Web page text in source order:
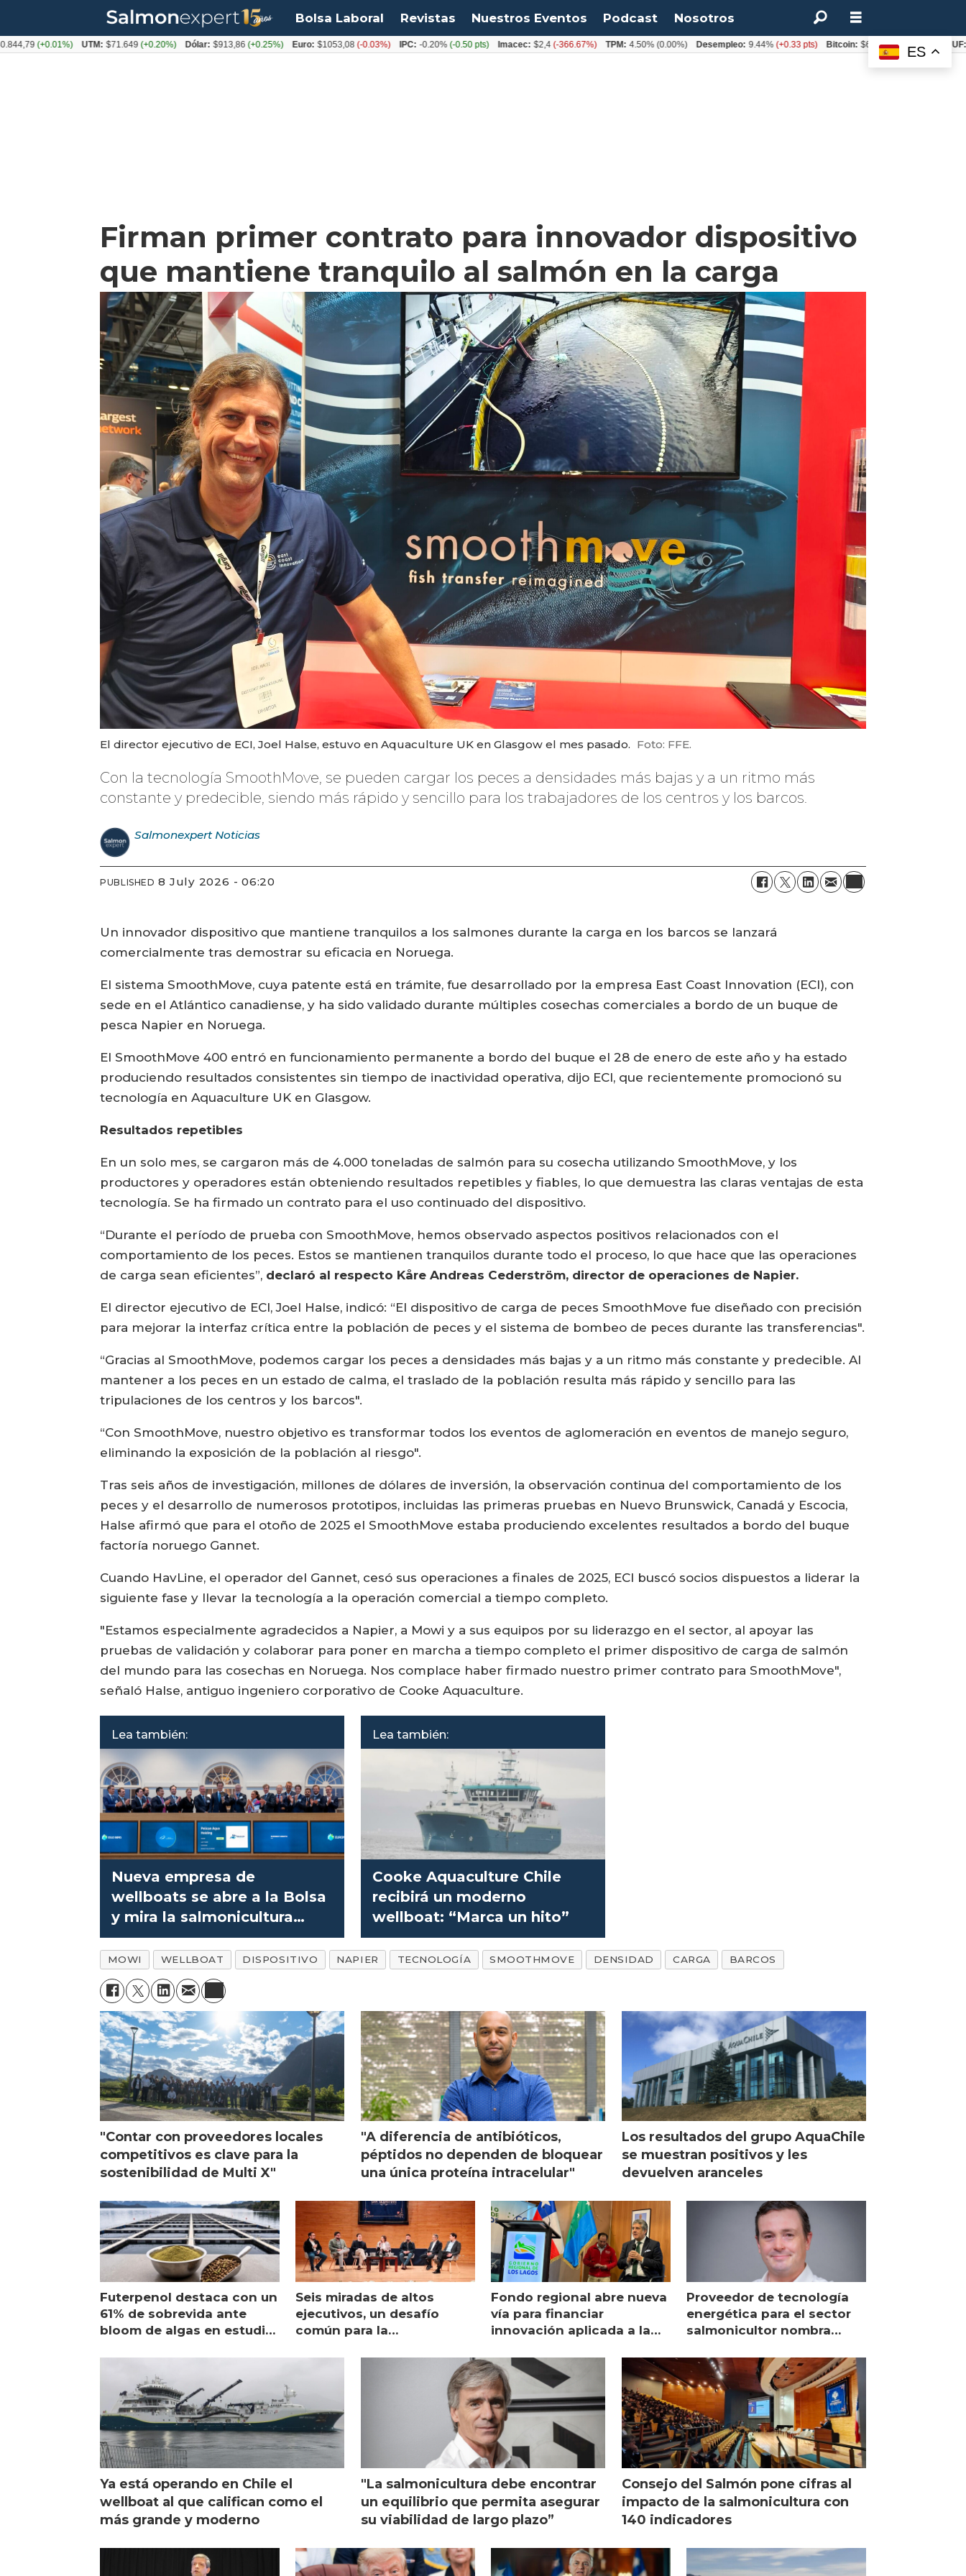
Bolsa Laboral Revistas Nuestros Eventos Podcast Nosotros
Firman primer contrato para innovador dispositivo
que mantiene tranquilo al salmón en la carga
El director ejecutivo de ECI, Joel Halse, estuvo en Aquaculture UK en Glasgow el mes pasado. Foto: FFE.
Con la tecnología SmoothMove, se pueden cargar los peces a densidades más bajas y a un ritmo más
constante y predecible, siendo más rápido y sencillo para los trabajadores de los centros y los barcos.
Salmonexpert Noticias
PUBLISHED 8 July 2026 - 06:20
Un innovador dispositivo que mantiene tranquilos a los salmones durante la carga en los barcos se lanzará
comercialmente tras demostrar su eficacia en Noruega.
El sistema SmoothMove, cuya patente está en trámite, fue desarrollado por la empresa East Coast Innovation (ECI), con
sede en el Atlántico canadiense, y ha sido validado durante múltiples cosechas comerciales a bordo de un buque de
pesca Napier en Noruega.
El SmoothMove 400 entró en funcionamiento permanente a bordo del buque el 28 de enero de este año y ha estado
produciendo resultados consistentes sin tiempo de inactividad operativa, dijo ECI, que recientemente promocionó su
tecnología en Aquaculture UK en Glasgow.
Resultados repetibles
En un solo mes, se cargaron más de 4.000 toneladas de salmón para su cosecha utilizando SmoothMove, y los
productores y operadores están obteniendo resultados repetibles y fiables, lo que demuestra las claras ventajas de esta
tecnología. Se ha firmado un contrato para el uso continuado del dispositivo.
“Durante el período de prueba con SmoothMove, hemos observado aspectos positivos relacionados con el
comportamiento de los peces. Estos se mantienen tranquilos durante todo el proceso, lo que hace que las operaciones
de carga sean eficientes”, declaró al respecto Kåre Andreas Cederström, director de operaciones de Napier.
El director ejecutivo de ECI, Joel Halse, indicó: “El dispositivo de carga de peces SmoothMove fue diseñado con precisión
para mejorar la interfaz crítica entre la población de peces y el sistema de bombeo de peces durante las transferencias".
“Gracias al SmoothMove, podemos cargar los peces a densidades más bajas y a un ritmo más constante y predecible. Al
mantener a los peces en un estado de calma, el traslado de la población resulta más rápido y sencillo para las
tripulaciones de los centros y los barcos".
“Con SmoothMove, nuestro objetivo es transformar todos los eventos de aglomeración en eventos de manejo seguro,
eliminando la exposición de la población al riesgo".
Tras seis años de investigación, millones de dólares de inversión, la observación continua del comportamiento de los
peces y el desarrollo de numerosos prototipos, incluidas las primeras pruebas en Nuevo Brunswick, Canadá y Escocia,
Halse afirmó que para el otoño de 2025 el SmoothMove estaba produciendo excelentes resultados a bordo del buque
factoría noruego Gannet.
Cuando HavLine, el operador del Gannet, cesó sus operaciones a finales de 2025, ECI buscó socios dispuestos a liderar la
siguiente fase y llevar la tecnología a la operación comercial a tiempo completo.
"Estamos especialmente agradecidos a Napier, a Mowi y a sus equipos por su liderazgo en el sector, al apoyar las
pruebas de validación y colaborar para poner en marcha a tiempo completo el primer dispositivo de carga de salmón
del mundo para las cosechas en Noruega. Nos complace haber firmado nuestro primer contrato para SmoothMove",
señaló Halse, antiguo ingeniero corporativo de Cooke Aquaculture.
Lea también:
Nueva empresa de
wellboats se abre a la Bolsa
y mira la salmonicultura
chilena para crecer
Lea también:
Cooke Aquaculture Chile
recibirá un moderno
wellboat: “Marca un hito”
MOWI WELLBOAT DISPOSITIVO NAPIER TECNOLOGÍA SMOOTHMOVE DENSIDAD CARGA BARCOS
"Contar con proveedores locales
competitivos es clave para la
sostenibilidad de Multi X"
"A diferencia de antibióticos,
péptidos no dependen de bloquear
una única proteína intracelular"
Los resultados del grupo AquaChile
se muestran positivos y les
devuelven aranceles
Futerpenol destaca con un
61% de sobrevida ante
bloom de algas en estudio
Seis miradas de altos
ejecutivos, un desafío
común para la
Fondo regional abre nueva
vía para financiar
innovación aplicada a la
Proveedor de tecnología
energética para el sector
salmonicultor nombra
Ya está operando en Chile el
wellboat al que califican como el
más grande y moderno
"La salmonicultura debe encontrar
un equilibrio que permita asegurar
su viabilidad de largo plazo”
Consejo del Salmón pone cifras al
impacto de la salmonicultura con
140 indicadores
ES
(+0.01%) UTM: $71.649 (+0.20%) Dólar: $913,86 (+0.25%) Euro: $1053,08(-0.03%) IPC: -0.20%(-0.50 pts) Imacec: $2,4(-366.67%) TPM: 4.50%(0.00%) Desempleo: 9.44%(+0.33 pts) Bitcoin: $64.600,08 (+2.93%)